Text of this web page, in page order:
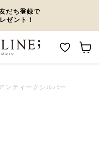
だち登録で
ゼント！
W
ンティークシルバー